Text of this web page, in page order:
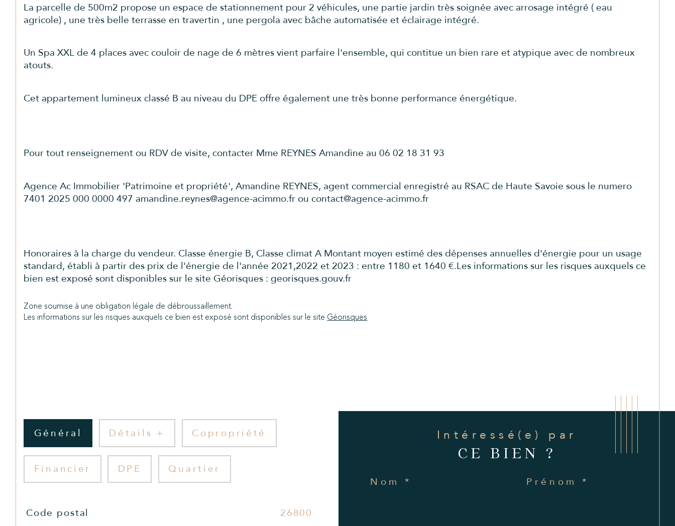
La parcelle de 500m2 propose un espace de stationnement pour 2 véhicules, une partie jardin très soignée avec arrosage intégré ( eau
agricole) , une très belle terrasse en travertin , une pergola avec bâche automatisée et éclairage intégré.
Un Spa XXL de 4 places avec couloir de nage de 6 mètres vient parfaire l'ensemble, qui contitue un bien rare et atypique avec de nombreux
atouts.
Cet appartement lumineux classé B au niveau du DPE offre également une très bonne performance énergétique.
Pour tout renseignement ou RDV de visite, contacter Mme REYNES Amandine au 06 02 18 31 93
Agence Ac Immobilier 'Patrimoine et propriété', Amandine REYNES, agent commercial enregistré au RSAC de Haute Savoie sous le numero
7401 2025 000 0000 497 amandine.reynes@agence-acimmo.fr ou contact@agence-acimmo.fr
Honoraires à la charge du vendeur. Classe énergie B, Classe climat A Montant moyen estimé des dépenses annuelles d'énergie pour un usage
standard, établi à partir des prix de l'énergie de l'année 2021,2022 et 2023 : entre 1180 et 1640 €.Les informations sur les risques auxquels ce
bien est exposé sont disponibles sur le site Géorisques : georisques.gouv.fr
Zone soumise à une obligation légale de débroussaillement.
Les informations sur les risques auxquels ce bien est exposé sont disponibles sur le site Géorisques
Général Détails + Copropriété
Financier DPE Quartier
TRAD_SIROCCO_Caracteristique
Code postal 26800
Intéressé(e) par
CE BIEN ?
Nom * Prénom *